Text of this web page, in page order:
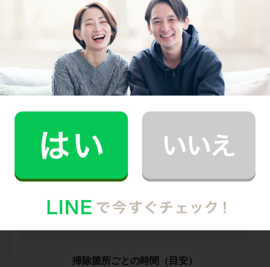
他社との比較
業界大手B社
--
中堅CH社
掃除箇所ごとの時間（目安）